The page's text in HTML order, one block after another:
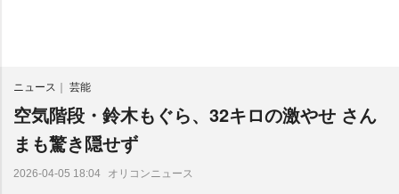
ニュース 芸能
空気階段・鈴木もぐら、32キロの激やせ さん
まも驚き隠せず
2026-04-05 18:04 オリコンニュース